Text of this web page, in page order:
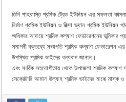
তিনি শাহরাস্তি শ্রমিক ট্রেড ইউনিয়ন এর সফলতা
নির্মাণ শ্রমিক ইউনিয়ন ও রিক্সা ভ্যান শ্রমিক ইউনিয়ন
অধিকার আদায়ে শ্রমিক কল্যাণ ফেডারেশনের ভূমিকার
সমাপনী বক্তব্যে সভাপতি শ্রমিক কল্যাণ ফেডারেশন এর
উপস্থিত শ্রমিক ভাইদের ধন্যবাদ জানান।
এবং সার্বিক সহযোগীতায় থেকে উপজেলা শ্রমিক
সেক্রেটারি আমান উল্যাহ শ্রমিক ভাইদের মাঝে মাস্ক